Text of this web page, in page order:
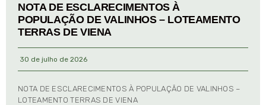
NOTA DE ESCLARECIMENTOS À
POPULAÇÃO DE VALINHOS – LOTEAMENTO
TERRAS DE VIENA
30 de julho de 2026
NOTA DE ESCLARECIMENTOS À POPULAÇÃO DE VALINHOS –
LOTEAMENTO TERRAS DE VIENA